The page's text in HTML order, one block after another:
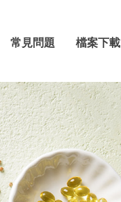
常見問題 檔案下載